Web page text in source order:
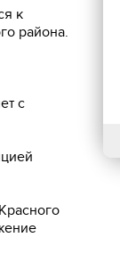
к
района.
с